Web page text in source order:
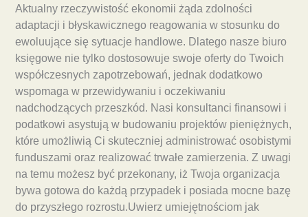
Aktualny rzeczywistość ekonomii żąda zdolności
adaptacji i błyskawicznego reagowania w stosunku do
ewoluujące się sytuacje handlowe. Dlatego nasze biuro
księgowe nie tylko dostosowuje swoje oferty do Twoich
współczesnych zapotrzebowań, jednak dodatkowo
wspomaga w przewidywaniu i oczekiwaniu
nadchodzących przeszkód. Nasi konsultanci finansowi i
podatkowi asystują w budowaniu projektów pieniężnych,
które umożliwią Ci skuteczniej administrować osobistymi
funduszami oraz realizować trwałe zamierzenia. Z uwagi
na temu możesz być przekonany, iż Twoja organizacja
bywa gotowa do każdą przypadek i posiada mocne bazę
do przyszłego rozrostu.Uwierz umiejętnościom jak